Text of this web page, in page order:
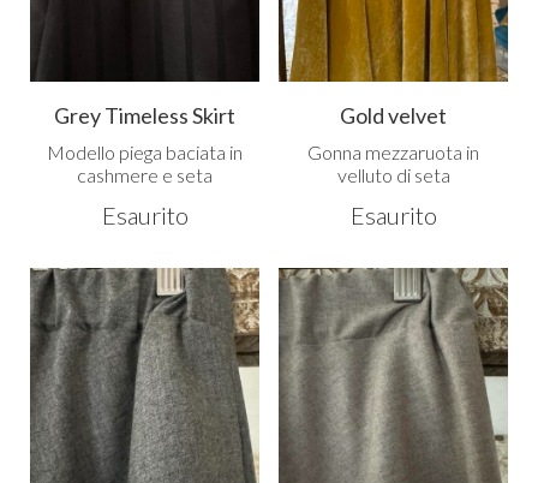
Grey Timeless Skirt
Modello piega baciata in
cashmere e seta
Esaurito
Gold velvet
Gonna mezzaruota in
velluto di seta
Esaurito